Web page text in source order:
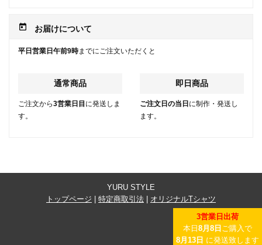
today お届けについて
平日営業日午前9時までにご注文いただくと
通常商品
ご注文から3営業日目 に発送しま
す。
即日商品
ご注文日の当日 に制作・発送し
ます。
YURU STYLE
トップページ
特定商取引法
オリジナルTシャツ
3営業日出荷
本日 8月8日 ご購入で
8月13日 に発送致します